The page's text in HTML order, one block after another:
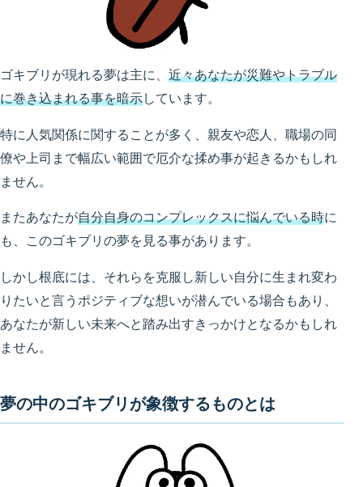
ゴキブリが現れる夢は主に、 近々あなたが災難やトラブル
に巻き込まれる事を暗示しています。
特に人気関係に関することが多く、親友や恋人、職場の同
僚や上司まで幅広い範囲で厄介な揉め事が起きるかもしれ
ません。
またあなたが自分自身のコンプレックスに悩んでいる時に
も、このゴキブリの夢を見る事があります。
しかし根底には、それらを克服し新しい自分に生まれ変わ
りたいと言うポジティブな想いが潜んでいる場合もあり、
あなたが新しい未来へと踏み出すきっかけとなるかもしれ
ません。
夢の中のゴキブリが象徴するものとは